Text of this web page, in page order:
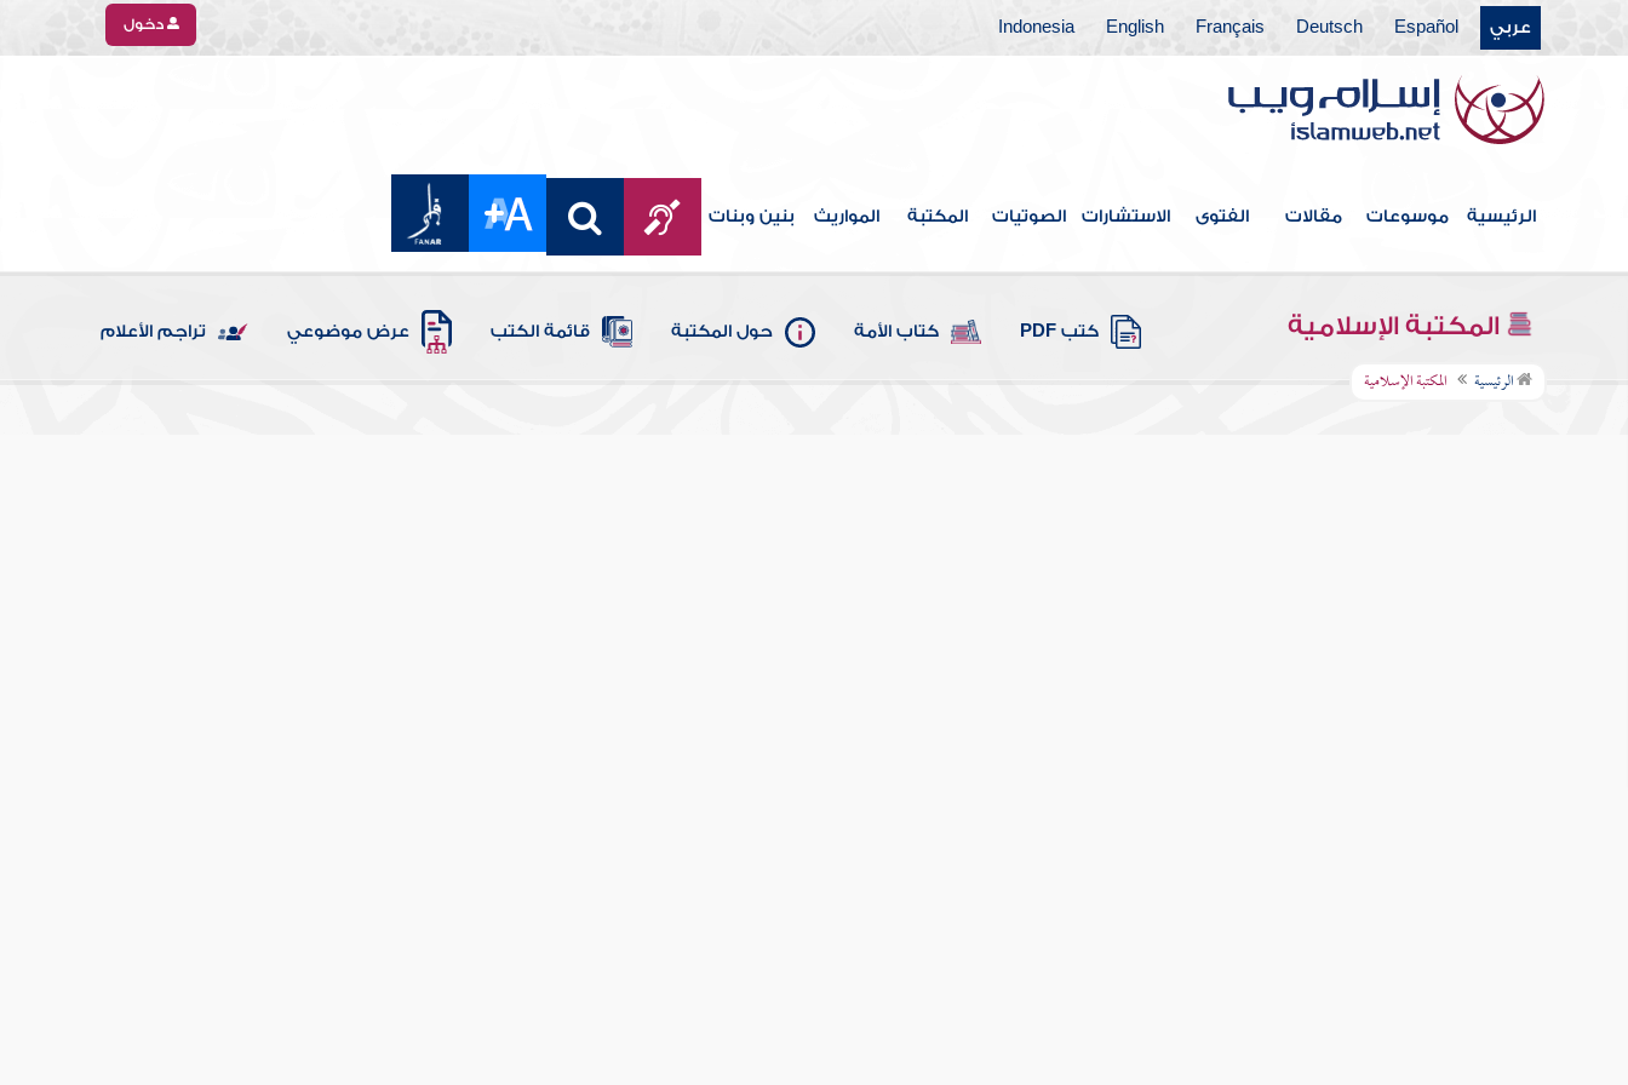
عربي Español
Deutsch
Français
English
Indonesia دخول
الرئيسية موسوعات مقالات الفتوى الاستشارات الصوتيات المكتبة المواريث بنين وبنات
المكتبة الإسلامية كتب PDF كتاب الأمة حول المكتبة قائمة الكتب عرض موضوعي تراجم الأعلام
الرئيسية المكتبة الإسلامية